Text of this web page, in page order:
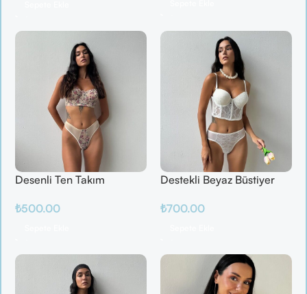
Desenli Ten Takım
₺500.00
Destekli Beyaz Büstiyer
₺700.00